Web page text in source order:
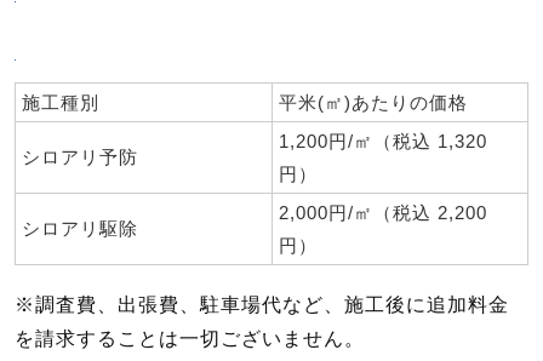
施工種別 平米(㎡)あたりの価格
シロアリ予防
1,200円/㎡（税込 1,320
円）
シロアリ駆除
2,000円/㎡（税込 2,200
円）
※調査費、出張費、駐車場代など、施工後に追加料金
を請求することは一切ございません。